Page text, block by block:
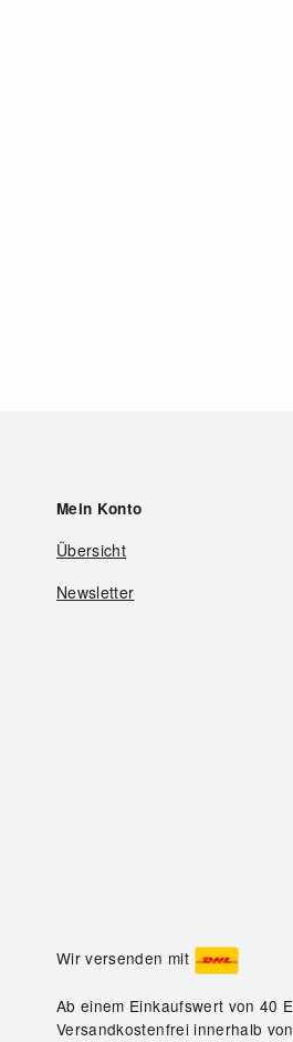
Mein Konto
Übersicht
Newsletter
Wir versenden mit
Ab einem Einkaufswert von 40
Versandkostenfrei innerhalb